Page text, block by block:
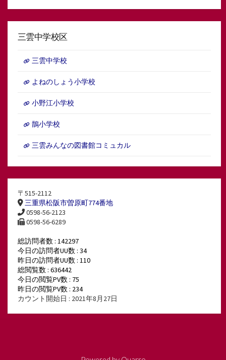
三雲中学校区
三雲中学校
よねのしょう小学校
小野江小学校
鵲小学校
三雲みんなの図書館コミュカル
〒515-2112
三重県松阪市曽原町774番地
0598-56-2123
0598-56-6289
総訪問者数 : 142297
今日の訪問者UU数 : 34
昨日の訪問者UU数 : 110
総閲覧数 : 636442
今日の閲覧PV数 : 75
昨日の閲覧PV数 : 234
カウント開始日 : 2021年8月27日